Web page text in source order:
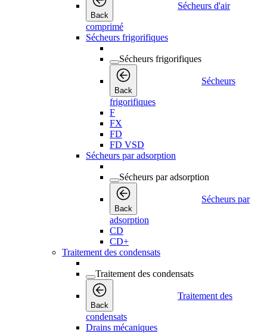
Back
Sécheurs d'air
comprimé
Sécheurs frigorifiques
Sécheurs frigorifiques
Back
Sécheurs
frigorifiques
F
FX
FD
FD VSD
Sécheurs par adsorption
Sécheurs par adsorption
Back
Sécheurs par
adsorption
CD
CD+
Traitement des condensats
Traitement des condensats
Back
Traitement des
condensats
Drains mécaniques